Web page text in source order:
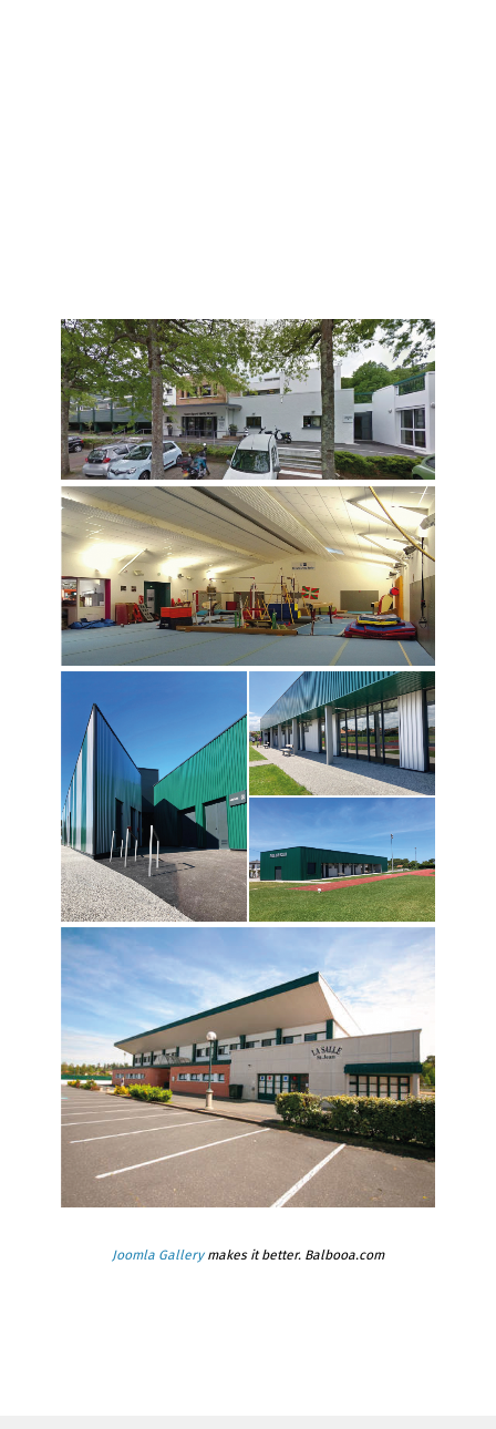
Joomla Gallerymakes it better. Balbooa.com